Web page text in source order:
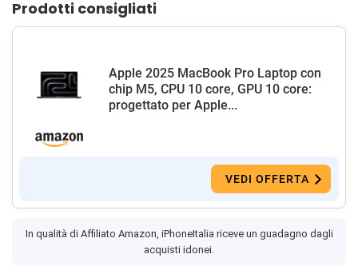
Prodotti consigliati
Apple 2025 MacBook Pro Laptop con
chip M5, CPU 10 core, GPU 10 core:
progettato per Apple...
VEDI OFFERTA
In qualità di Affiliato Amazon, iPhoneItalia riceve un guadagno dagli
acquisti idonei.